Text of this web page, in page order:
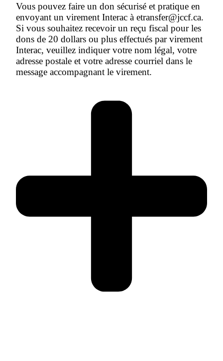
Vous pouvez faire un don sécurisé et pratique en
envoyant un virement Interac à etransfer@jccf.ca.
Si vous souhaitez recevoir un reçu fiscal pour les
dons de 20 dollars ou plus effectués par virement
Interac, veuillez indiquer votre nom légal, votre
adresse postale et votre adresse courriel dans le
message accompagnant le virement.